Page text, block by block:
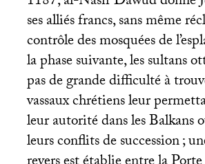
ses alliés francs, sans même
contrôle des mosquées de
la phase suivante, les sultans
pas de grande difficulté à
vassaux chrétiens leur
leur autorité dans les Balkans
leurs conflits de succession;